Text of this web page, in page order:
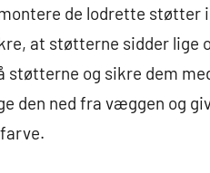
de lodrette støtter
at støtterne sidder
støtterne og sikre dem
den ned fra væggen og